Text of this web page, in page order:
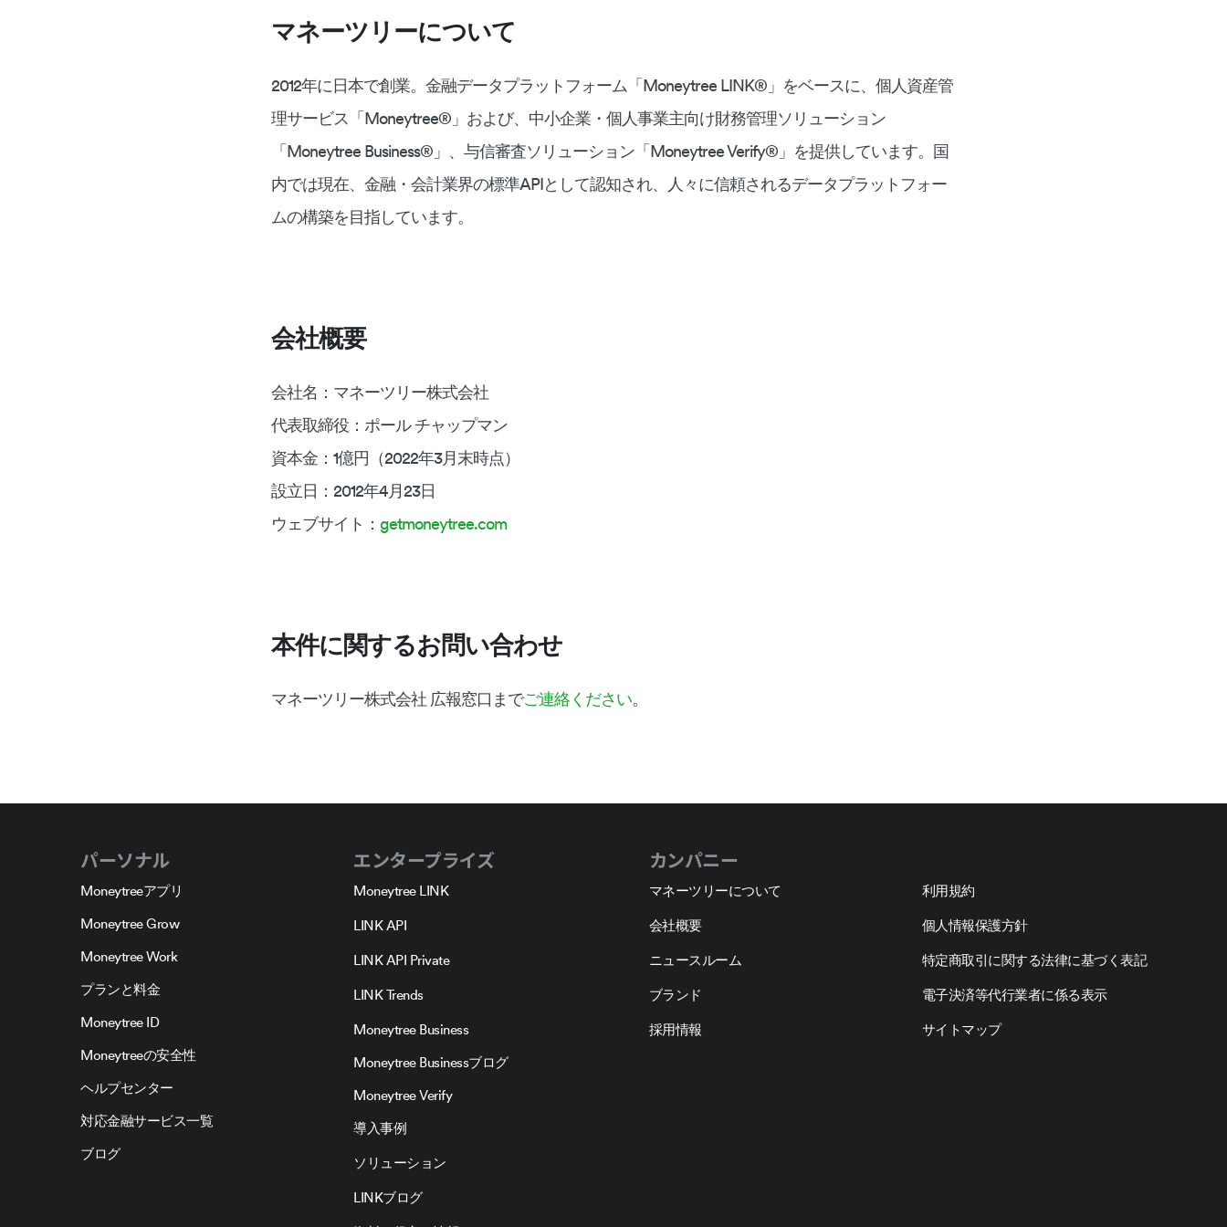
マネーツリーについて
2012年に日本で創業。金融データプラットフォーム「Moneytree LINK®︎」をベースに、個人資産管
理サービス「Moneytree®︎」および、中小企業・個人事業主向け財務管理ソリューション
「Moneytree Business®︎」、与信審査ソリューション「Moneytree Verify®︎」を提供しています。国
内では現在、金融・会計業界の標準APIとして認知され、人々に信頼されるデータプラットフォー
ムの構築を目指しています。
会社概要
会社名：マネーツリー株式会社
代表取締役：ポール チャップマン
資本金：1億円（2022年3月末時点）
設立日：2012年4月23日
ウェブサイト： getmoneytree.com
本件に関するお問い合わせ
マネーツリー株式会社 広報窓口までご連絡ください。
パーソナル
Moneytreeアプリ
Moneytree Grow
Moneytree Work
プランと料金
Moneytree ID
Moneytreeの安全性
ヘルプセンター
対応金融サービス一覧
ブログ
エンタープライズ
Moneytree LINK
LINK API
LINK API Private
LINK Trends
Moneytree Business
Moneytree Businessブログ
Moneytree Verify
導入事例
ソリューション
LINKブログ
カンパニー
マネーツリーについて
会社概要
ニュースルーム
ブランド
採用情報
利用規約
個人情報保護方針
特定商取引に関する法律に基づく表記
電子決済等代行業者に係る表示
サイトマップ